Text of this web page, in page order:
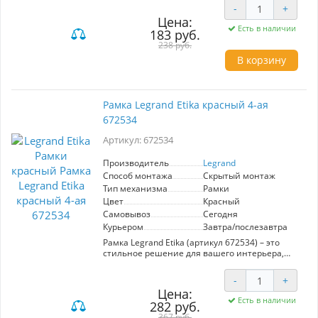
высококачественного АБС-пластика, она
отличается глянцевой поверхностью и
прочностью, поскольку не поддерживает
горение и устойчива к выгоранию и
загрязнениям. Яркий красный цвет этой
трехпостовой рамки придаст выразительность
многоуровневых защёлках позволяет легко
установить рамку, одновременно скрывая
мелкие неровности стен. Выбрав рамку
Legrand Etika, вы обеспечите не только
пространстве.
Цена:
183 руб.
238 руб.
- +
Есть в наличии
В корзину
Рамка Legrand Etika красный 4-ая
672534
Артикул: 672534
Производитель
Legrand
Способ монтажа
Скрытый монтаж
Тип механизма
Рамки
Цвет
Красный
Самовывоз
Сегодня
Курьером
Завтра/послезавтра
Рамка Legrand Etika (артикул 672534) – это
стильное решение для вашего интерьера,
ярком красном цвете. Изготовленная из
высококачественного АБС пластика, эта рамка
не только эстетически привлекательна
благодаря своему глянцевому финалу, но и
Цена:
282 руб.
- +
Есть в наличии